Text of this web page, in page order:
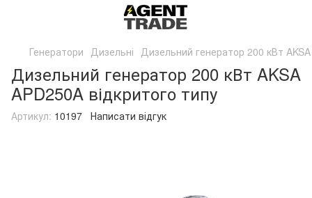
Генератори Дизельні Дизельний генератор 200 кВт
Дизельний генератор 200 кВт AKSA
APD250A відкритого типу
Артикул: 10197 Написати відгук